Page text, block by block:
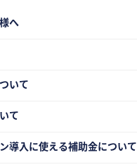
へ
いて
て
導入に使える補助金について